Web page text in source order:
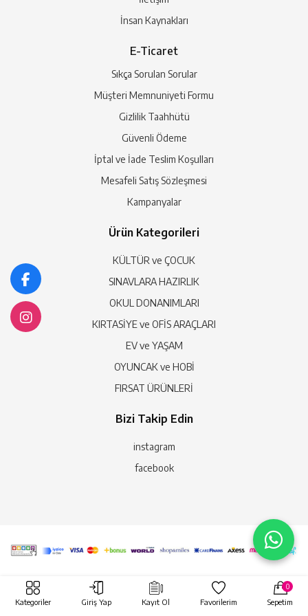
İnsan Kaynakları
E-Ticaret
Sıkça Sorulan Sorular
Müşteri Memnuniyeti Formu
Gizlilik Taahhütü
Güvenli Ödeme
İptal ve İade Teslim Koşulları
Mesafeli Satış Sözleşmesi
Kampanyalar
Ürün Kategorileri
KÜLTÜR ve ÇOCUK
SINAVLARA HAZIRLIK
OKUL DONANIMLARI
KIRTASİYE ve OFİS ARAÇLARI
EV ve YAŞAM
OYUNCAK ve HOBİ
FIRSAT ÜRÜNLERİ
Bizi Takip Edin
instagram
facebook
Kategoriler Giriş Yap Kayıt Ol Favorilerim Sepetim
0